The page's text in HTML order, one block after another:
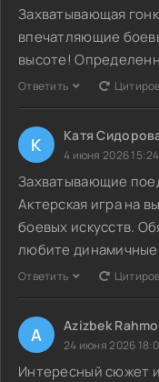
Захватывающая
впечатляющие
высоте!
Ответить
К Катя
4 июня 2026 15:24
Захватывающие
Актерская игра на
боевых искусств.
любите
Ответить
A Azizbek
24 июня 2026
Интересный сюжет